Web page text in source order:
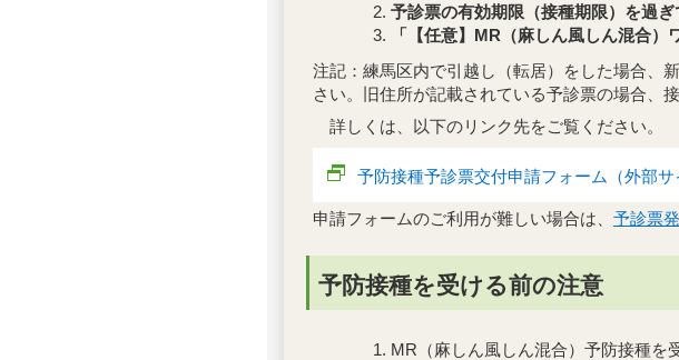
予診票の有効期限（接種期限）を過
「【任意】MR（麻しん風しん混合
注記：練馬区内で引越し（転居）をした場合、
さい。旧住所が記載されている予診票の場合、
詳しくは、以下のリンク先をご覧ください。
予防接種予診票交付申請フォーム（外部サ
申請フォームのご利用が難しい場合は、 予診票
予防接種を受ける前の注意
MR（麻しん風しん混合）予防接種を